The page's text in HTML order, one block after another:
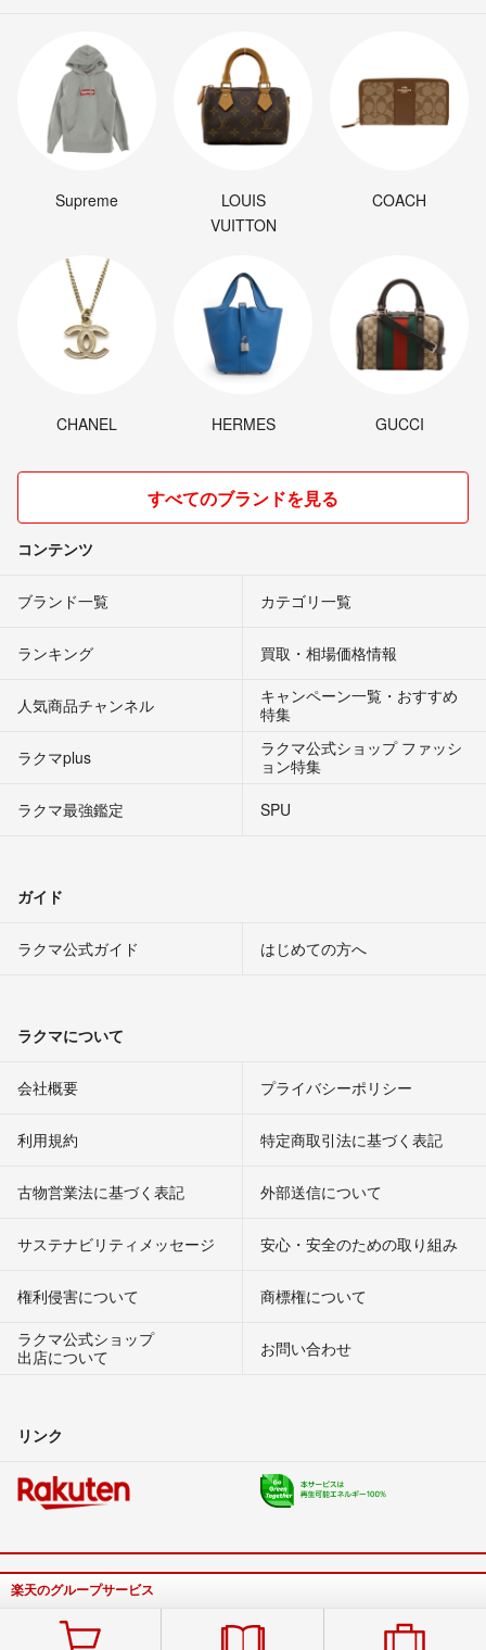
Supreme
LOUIS
VUITTON
COACH
CHANEL HERMES GUCCI
すべてのブランドを見る
コンテンツ
ブランド一覧 カテゴリ一覧
ランキング 買取・相場価格情報
人気商品チャンネル
キャンペーン一覧・おすすめ
特集
ラクマplus
ラクマ公式ショップ ファッシ
ョン特集
ラクマ最強鑑定
SPU
ガイド
ラクマ公式ガイド はじめての方へ
ラクマについて
会社概要 プライバシーポリシー
利用規約 特定商取引法に基づく表記
古物営業法に基づく表記 外部送信について
サステナビリティメッセージ 安心・安全のための取り組み
権利侵害について
商標権について
ラクマ公式ショップ
出店について
お問い合わせ
リンク
楽天のグループサービス